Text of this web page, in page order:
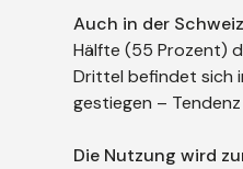
Auch in der
Hälfte (55 Prozent)
Drittel befindet sich
gestiegen –
Die Nutzung wird